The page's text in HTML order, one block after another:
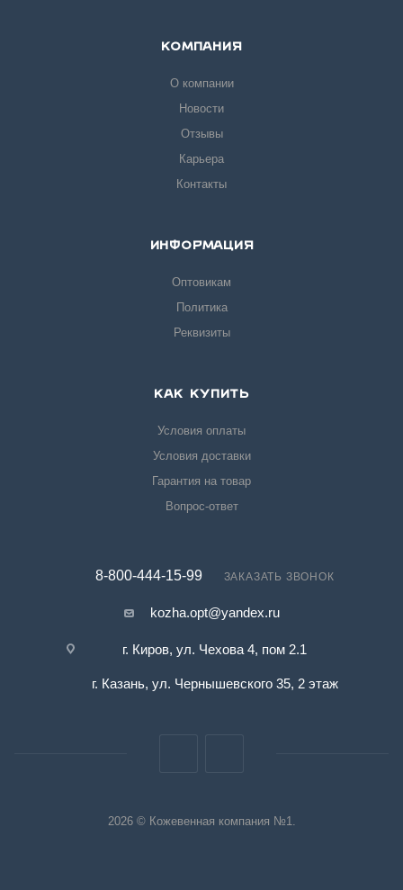
КОМПАНИЯ
О компании
Новости
Отзывы
Карьера
Контакты
ИНФОРМАЦИЯ
Оптовикам
Политика
Реквизиты
КАК КУПИТЬ
Условия оплаты
Условия доставки
Гарантия на товар
Вопрос-ответ
8-800-444-15-99 ЗАКАЗАТЬ ЗВОНОК
kozha.opt@yandex.ru
г. Киров, ул. Чехова 4, пом 2.1
г. Казань, ул. Чернышевского 35, 2 этаж
2026 © Кожевенная компания №1.